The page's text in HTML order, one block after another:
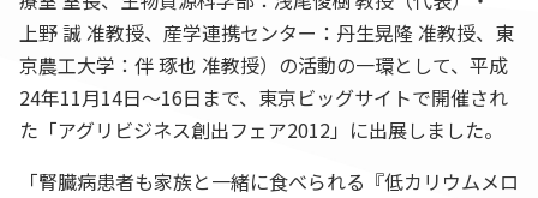
上野 誠 准教授、産学連携センター：丹生晃隆 准教授、東
京農工大学：伴 琢也 准教授）の活動の一環として、平成
24年11月14日〜16日まで、東京ビッグサイトで開催され
た「アグリビジネス創出フェア2012」に出展しました。
「腎臓病患者も家族と一緒に食べられる『低カリウムメロ